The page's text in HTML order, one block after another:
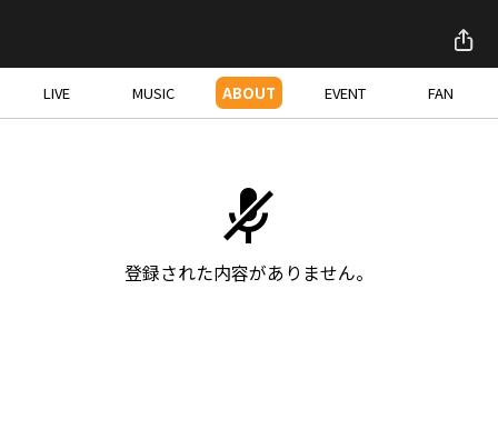
LIVE MUSIC ABOUT EVENT FAN
登録された内容がありません。